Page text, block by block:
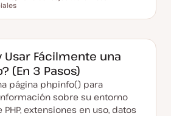
m
m
Usar Fácilmente una
(En 3 Pasos)
página phpinfo() para
sobre su entorno
extensiones en uso, datos